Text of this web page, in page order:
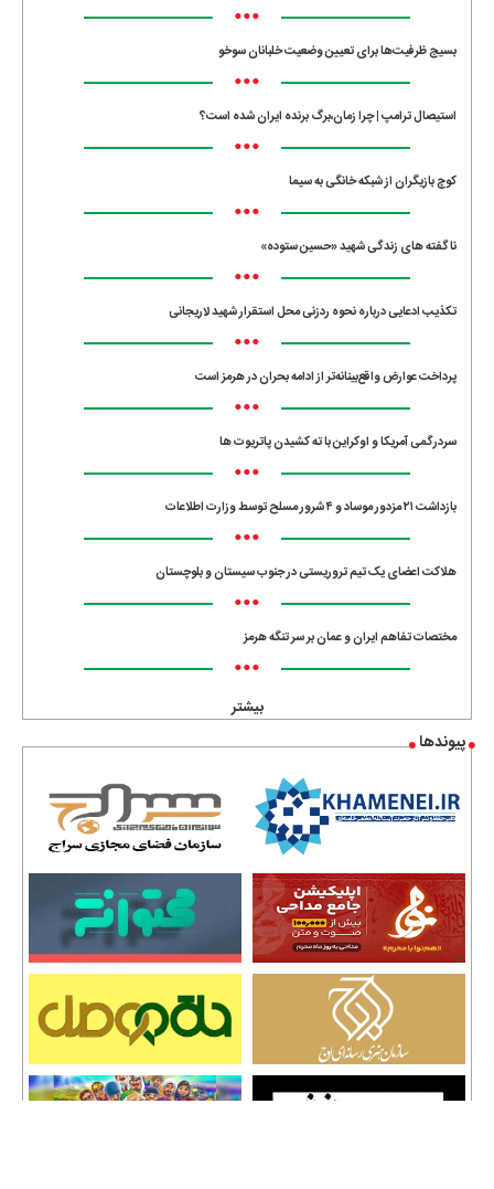
•••
بسیج ظرفیت‌ها برای تعیین وضعیت خلبانان سوخو
•••
استیصال ترامپ | چرا زمان،برگ برنده ایران شده است؟
•••
کوچ بازیگران از شبکه خانگی به سیما
•••
ناگفته های زندگی شهید «حسین ستوده»
•••
تکذیب ادعایی درباره نحوه ردزنی محل استقرار شهید لاریجانی
•••
پرداخت عوارض واقع‌بینانه‌تر از ادامه بحران در هرمز است
•••
سردرگمی آمریکا و اوکراین با ته کشیدن پاتریوت ها
•••
بازداشت ۲۱ مزدور موساد و ۴ شرور مسلح توسط وزارت اطلاعات
•••
هلاکت اعضای یک تیم تروریستی در جنوب سیستان و بلوچستان
•••
مختصات تفاهم ایران و عمان بر سر تنگه هرمز
•••
بیشتر
پیوندها